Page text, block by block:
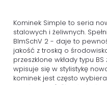
Kominek Simple to seria
stalowych i żeliwnych.
BImSchV 2 - daje to
jakość z troską o
przeszklone wkłady typu
wpisuje się w stylistykę
kominek jest często